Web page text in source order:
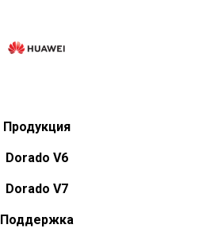
Продукция
Dorado V6
Dorado V7
Поддержка